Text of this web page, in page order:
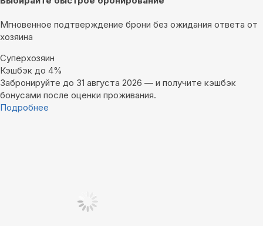
Мгновенное подтверждение брони без ожидания ответа от
хозяина
Суперхозяин
Кэшбэк до 4%
Забронируйте до 31 августа 2026 — и получите кэшбэк
бонусами после оценки проживания.
Подробнее